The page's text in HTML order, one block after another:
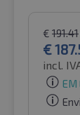
€ 191.41
€
incl.
EM